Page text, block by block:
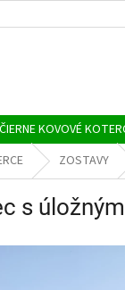
ČIERNE KOVOVÉ
ZOSTAVY
s